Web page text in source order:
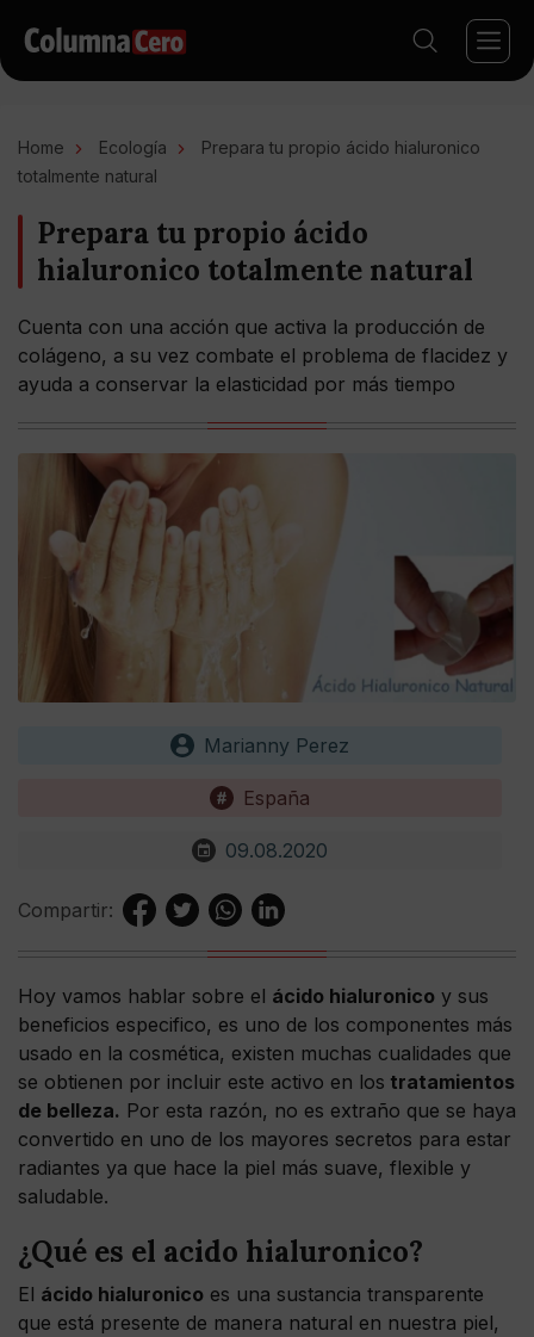
Home Ecología
Prepara tu propio ácido hialuronico
totalmente natural
Prepara tu propio ácido
hialuronico totalmente natural
Cuenta con una acción que activa la producción de
colágeno, a su vez combate el problema de flacidez y
ayuda a conservar la elasticidad por más tiempo
Marianny Perez
España
09.08.2020
Compartir:
Hoy vamos hablar sobre el ácido hialuronico y sus
beneficios especifico, es uno de los componentes más
usado en la cosmética, existen muchas cualidades que
se obtienen por incluir este activo en los tratamientos
de belleza. Por esta razón, no es extraño que se haya
convertido en uno de los mayores secretos para estar
radiantes ya que hace la piel más suave, flexible y
saludable.
¿Qué es el acido hialuronico?
El ácido hialuronico es una sustancia transparente
que está presente de manera natural en nuestra piel,